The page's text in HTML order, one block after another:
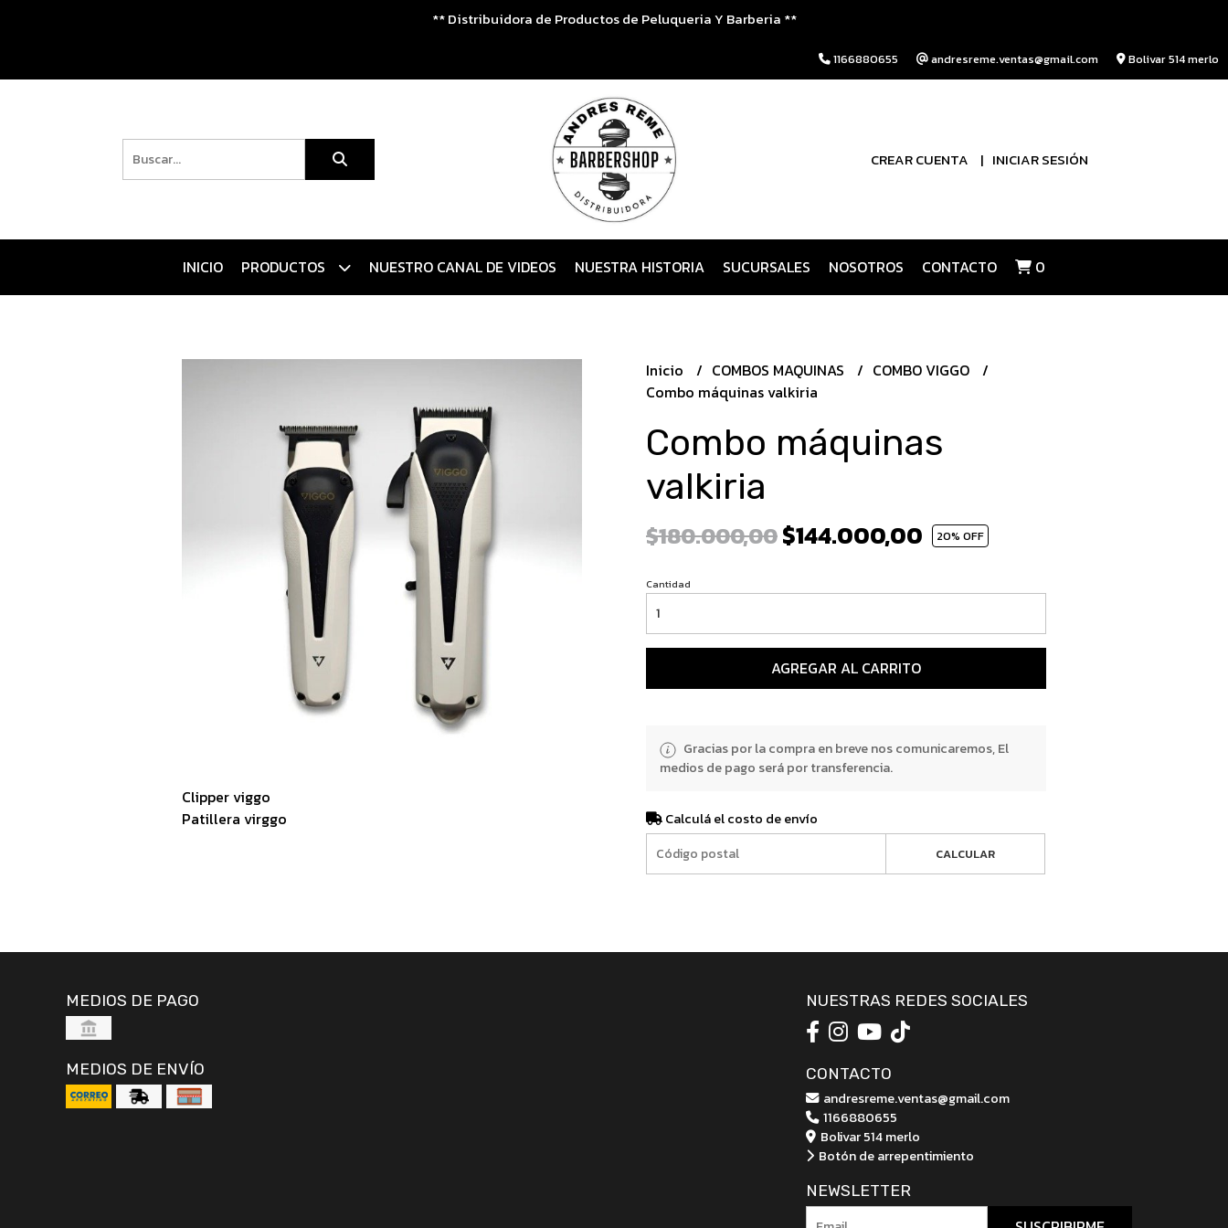
** Distribuidora de Productos de Peluqueria Y Barberia **
1166880655 andresreme.ventas@gmail.com Bolivar 514 merlo
CREAR CUENTA INICIAR SESIÓN
INICIO PRODUCTOS NUESTRO CANAL DE VIDEOS NUESTRA HISTORIA SUCURSALES NOSOTROS CONTACTO 0
Clipper viggo
Patillera virggo
Inicio COMBOS MAQUINAS
COMBO VIGGO
Combo máquinas valkiria
Combo máquinas
valkiria
$180.000,00$144.000,00 20% OFF
Cantidad
AGREGAR AL CARRITO
Gracias por la compra en breve nos comunicaremos, El
medios de pago será por transferencia.
Calculá el costo de envío
CALCULAR
MEDIOS DE PAGO
MEDIOS DE ENVÍO
NUESTRAS REDES SOCIALES
CONTACTO
andresreme.ventas@gmail.com
1166880655
Bolivar 514 merlo
Botón de arrepentimiento
NEWSLETTER